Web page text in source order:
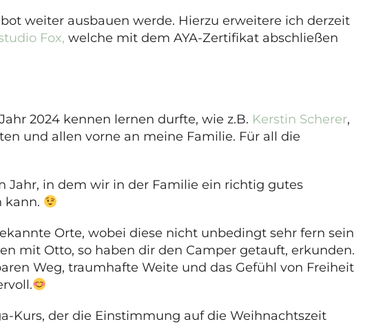
weiter ausbauen werde. Hierzu erweitere ich derzeit
Fox, welche mit dem AYA-Zertifikat abschließen
2024 kennen lernen durfte, wie z.B. Kerstin Scherer,
und allen vorne an meine Familie. Für all die
Jahr, in dem wir in der Familie ein richtig gutes
kann.
Orte, wobei diese nicht unbedingt sehr fern sein
mit Otto, so haben dir den Camper getauft, erkunden.
Weg, traumhafte Weite und das Gefühl von Freiheit
Kurs, der die Einstimmung auf die Weihnachtszeit